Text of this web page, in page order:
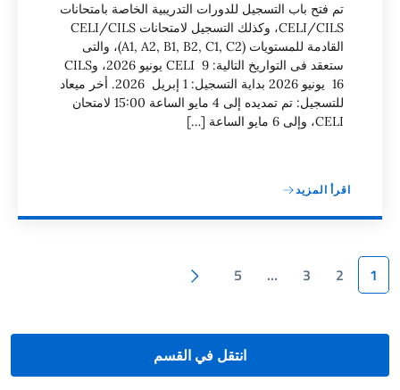
تم فتح باب التسجيل للدورات التدريبية الخاصة بامتحانات
CELI/CILS، وكذلك التسجيل لامتحانات CELI/CILS
القادمة للمستويات (A1, A2, B1, B2, C1, C2)، والتى
ستعقد فى التواريخ التالية: CELI 9 يونيو 2026، وCILS
16 يونيو 2026 بداية التسجيل: 1 إبريل 2026. أخر ميعاد
للتسجيل: تم تمديده إلى 4 مايو الساعة 15:00 لامتحان
CELI، وإلى 6 مايو الساعة […]
اقرأ المزيد
ترقيم الصفحات
1
2
3
…
5
انتقل في القسم